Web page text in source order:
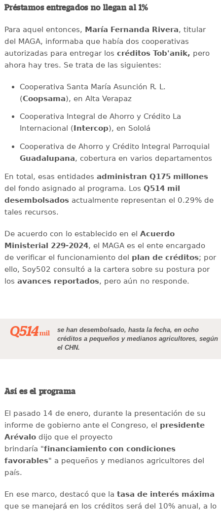
Préstamos entregados no llegan al 1%
Para aquel entonces, María Fernanda Rivera, titular
del MAGA, informaba que había dos cooperativas
autorizadas para entregar los créditos Tob'anik, pero
ahora hay tres. Se trata de las siguientes:
Cooperativa Santa María Asunción R. L.
(Coopsama), en Alta Verapaz
Cooperativa Integral de Ahorro y Crédito La
Internacional ( Intercop), en Sololá
Cooperativa de Ahorro y Crédito Integral Parroquial
Guadalupana, cobertura en varios departamentos
En total, esas entidades administran Q175 millones
del fondo asignado al programa. Los Q514 mil
desembolsadosactualmente representan el 0.29% de
tales recursos.
De acuerdo con lo establecido en el Acuerdo
Ministerial 229-2024, el MAGA es el ente encargado
de verificar el funcionamiento del plan de créditos; por
ello, Soy502 consultó a la cartera sobre su postura por
los avances reportados, pero aún no responde.
Q514mil
se han desembolsado, hasta la fecha, en ocho
créditos a pequeños y medianos agricultores, según
el CHN.
Así es el programa
El pasado 14 de enero, durante la presentación de su
informe de gobierno ante el Congreso, el presidente
Arévalodijo que el proyecto
brindaría "financiamiento con condiciones
favorables" a pequeños y medianos agricultores del
país.
En ese marco, destacó que la tasa de interés máxima
que se manejará en los créditos será del 10% anual, a lo